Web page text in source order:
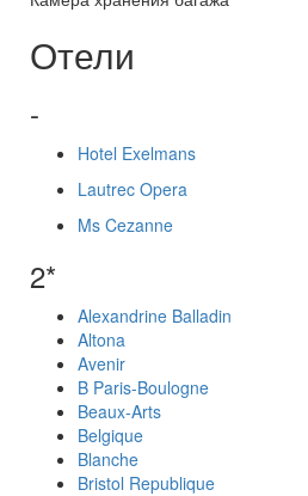
Отели
-
Hotel Exelmans
Lautrec Opera
Ms Cezanne
2*
Alexandrine Balladin
Altona
Avenir
B Paris-Boulogne
Beaux-Arts
Belgique
Blanche
Bristol Republique